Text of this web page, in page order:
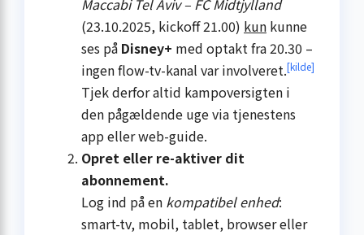
Maccabi Tel Aviv – FC Midtjylland
(23.10.2025, kickoff 21.00) kun kunne
ses på Disney+ med optakt fra 20.30 –
ingen flow-tv-kanal var involveret.[kilde]
Tjek derfor altid kamp­oversigten i
den pågældende uge via tjenestens
app eller web-guide.
Opret eller re-aktiver dit
abonnement.
Log ind på en kompatibel enhed:
smart-tv, mobil, tablet, browser eller